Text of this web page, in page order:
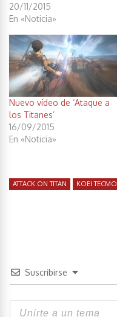
20/11/2015
En «Noticia»
Nuevo vídeo de ‘Ataque a
los Titanes’
16/09/2015
En «Noticia»
ATTACK ON TITAN KOEI TECMO
Suscribirse